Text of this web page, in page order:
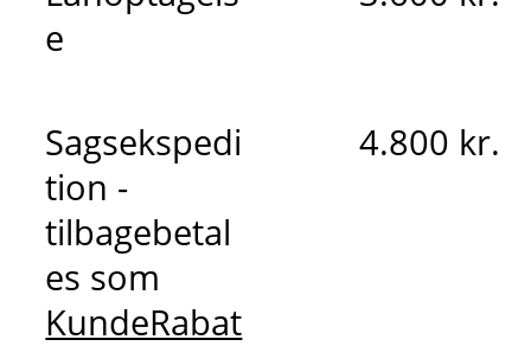
e
Sagsekspedi
tion -
tilbagebetal
es som
KundeRabat
4.800 kr.